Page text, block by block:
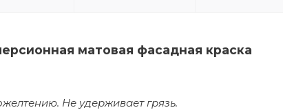
матовая фасадная краска
Не удерживает грязь.